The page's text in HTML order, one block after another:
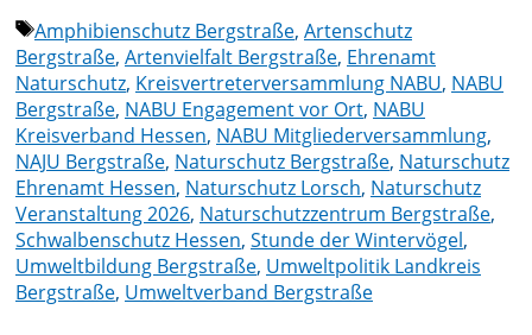
Schlagwörter
Amphibienschutz Bergstraße, Artenschutz
Bergstraße, Artenvielfalt Bergstraße, Ehrenamt
Naturschutz, Kreisvertreterversammlung NABU, NABU
Bergstraße, NABU Engagement vor Ort, NABU
Kreisverband Hessen, NABU Mitgliederversammlung,
NAJU Bergstraße, Naturschutz Bergstraße, Naturschutz
Ehrenamt Hessen, Naturschutz Lorsch, Naturschutz
Veranstaltung 2026, Naturschutzzentrum Bergstraße,
Schwalbenschutz Hessen, Stunde der Wintervögel,
Umweltbildung Bergstraße, Umweltpolitik Landkreis
Bergstraße, Umweltverband Bergstraße